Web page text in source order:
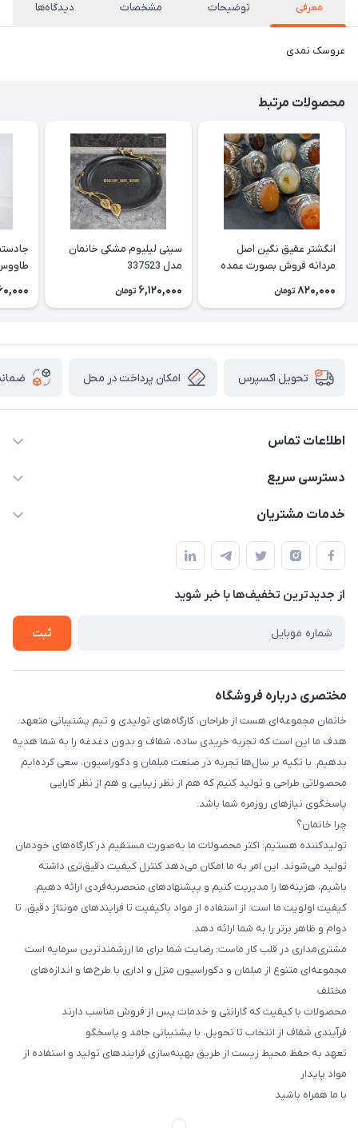
معرفی توضیحات مشخصات دیدگاه‌ها
عروسک نمدی
محصولات مرتبط
انگشتر عقیق نگین اصل
مردانه فروش بصورت عمده
3عدد هست فروش بصورت
820,000 تومان
سینی لیلیوم مشکی خانمان
مدل 337523
6,120,000 تومان
تحویل اکسپرس امکان پرداخت در محل
اطلاعات تماس
09124780957
دسترسی سریع
حساب کاربری
لیست محصولات
درباره ما
خدمات مشتریان
قوانین و مقررات
حریم خصوصی
راهنما
از جدید‌ترین تخفیف‌ها با‌ خبر شوید
ثبت
مختصری درباره فروشگاه
خانمان مجموعه‌ای هست از طراحان، کارگاه‌های تولیدی و تیم پشتیبانی متعهد.
هدف ما این است که تجربه خریدی ساده، شفاف و بدون دغدغه را به شما هدیه
بدهیم. با تکیه بر سال‌ها تجربه در صنعت مبلمان و دکوراسیون، سعی کرده‌ایم
محصولاتی طراحی و تولید کنیم که هم از نظر زیبایی و هم از نظر کارایی
پاسخگوی نیازهای روزمره شما باشد.
چرا خانمان؟
تولیدکننده هستیم: اکثر محصولات ما به‌صورت مستقیم در کارگاه‌های خودمان
تولید می‌شوند. این امر به ما امکان می‌دهد کنترل کیفیت دقیق‌تری داشته
باشیم، هزینه‌ها را مدیریت کنیم و پیشنهادهای منحصربه‌فردی ارائه دهیم.
کیفیت اولویت ما است: از استفاده از مواد باکیفیت تا فرایندهای مونتاژ دقیق، تا
دوام و ظاهر برتر را به شما ارائه دهد.
مشتری‌مداری در قلب کار ماست: رضایت شما برای ما ارزشمندترین سرمایه است
مجموعه‌ای متنوع از مبلمان و دکوراسیون منزل و اداری با طرح‌ها و اندازه‌های
مختلف
محصولات با کیفیت که گارانتی و خدمات پس از فروش مناسب دارند
فرآیندی شفاف از انتخاب تا تحویل، با پشتیبانی جامد و پاسخگو
تعهد به حفظ محیط زیست از طریق بهینه‌سازی فرایندهای تولید و استفاده از
مواد پایدار
با ما همراه باشید